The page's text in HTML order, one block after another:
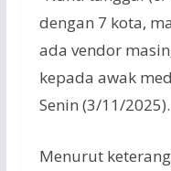
dengan 7 kota,
ada vendor
kepada awak
Senin (3/11/2025).
Menurut